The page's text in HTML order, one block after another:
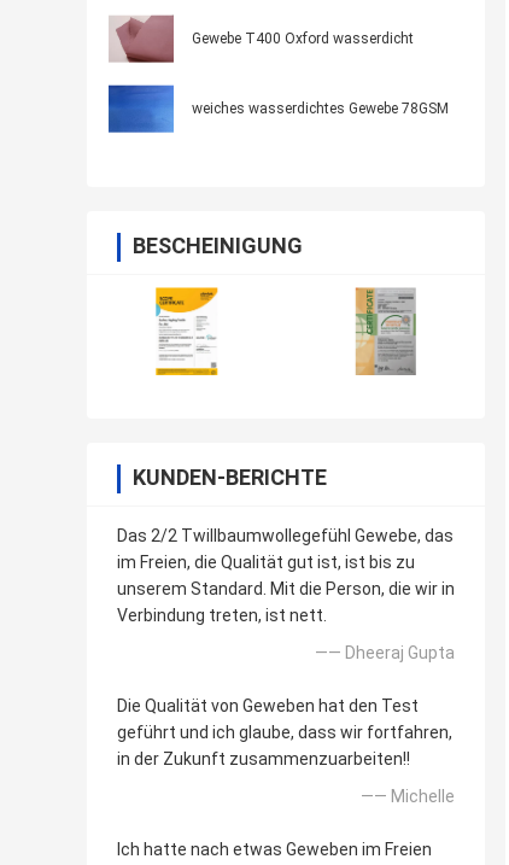
Gewebe T400 Oxford wasserdicht
weiches wasserdichtes Gewebe 78GSM
BESCHEINIGUNG
KUNDEN-BERICHTE
Das 2/2 Twillbaumwollegefühl Gewebe, das
im Freien, die Qualität gut ist, ist bis zu
unserem Standard. Mit die Person, die wir in
Verbindung treten, ist nett.
—— Dheeraj Gupta
Die Qualität von Geweben hat den Test
geführt und ich glaube, dass wir fortfahren,
in der Zukunft zusammenzuarbeiten!!
—— Michelle
Ich hatte nach etwas Geweben im Freien